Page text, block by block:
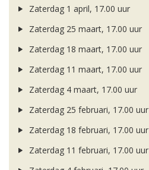
Zaterdag 1 april, 17.00 uur
Zaterdag 25 maart, 17.00 uur
Zaterdag 18 maart, 17.00 uur
Zaterdag 11 maart, 17.00 uur
Zaterdag 4 maart, 17.00 uur
Zaterdag 25 februari, 17.00 uur
Zaterdag 18 februari, 17.00 uur
Zaterdag 11 februari, 17.00 uur